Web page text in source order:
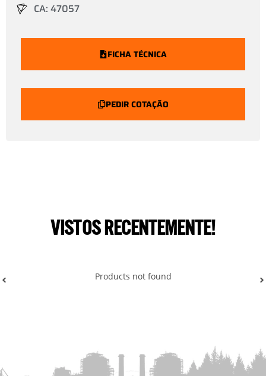
CA: 47057
FICHA TÉCNICA
PEDIR COTAÇÃO
VISTOS RECENTEMENTE!
Products not found